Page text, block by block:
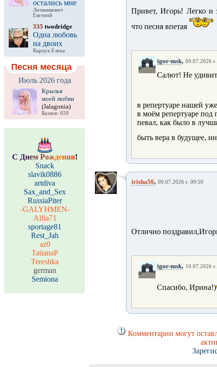
остались мне
Литвинкович
Евгений
335 twodridge
Одна любовь
на двоих
Карпук Елена
Песня месяца
Июль 2026 года
Крылья
моей любви
(Jalagonia)
Баллов: 659
С Днем Рождения!
Snack
slavik0886
artdiva
Sax_and_Sex
RussiaPiter
-GALYHMEN-
Alfia71
sportage81
Rest_Jah
az0
TatianaP
Tereshka
german
Semiona
Привет, Игорь! Легко и
что песня впетая
igor-msk, 09.07.2026
Салют! Не
в репертуаре нашей
в моём репертуаре под
певал, как было в
быть вера в будущее,
irisha56, 09.07.2026 г. 09:50
Отлично
igor-msk, 10.07.2026
Спасибо, Ирина!)
Комментарии могут